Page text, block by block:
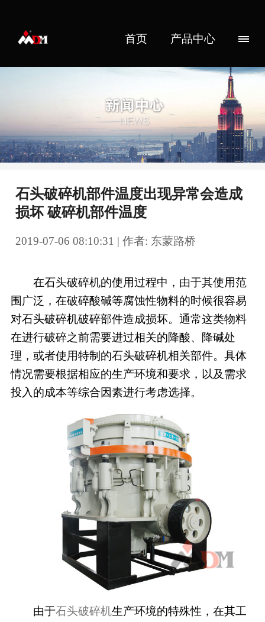
首页 产品中心
石头破碎机部件温度出现异常会造成
损坏 破碎机部件温度
2019-07-06 08:10:31 | 作者: 东蒙路桥
在石头破碎机的使用过程中，由于其使用范
围广泛，在破碎酸碱等腐蚀性物料的时候很容易
对石头破碎机破碎部件造成损坏。通常这类物料
在进行破碎之前需要进过相关的降酸、降碱处
理，或者使用特制的石头破碎机相关部件。具体
情况需要根据相应的生产环境和要求，以及需求
投入的成本等综合因素进行考虑选择。
由于石头破碎机生产环境的特殊性，在其工